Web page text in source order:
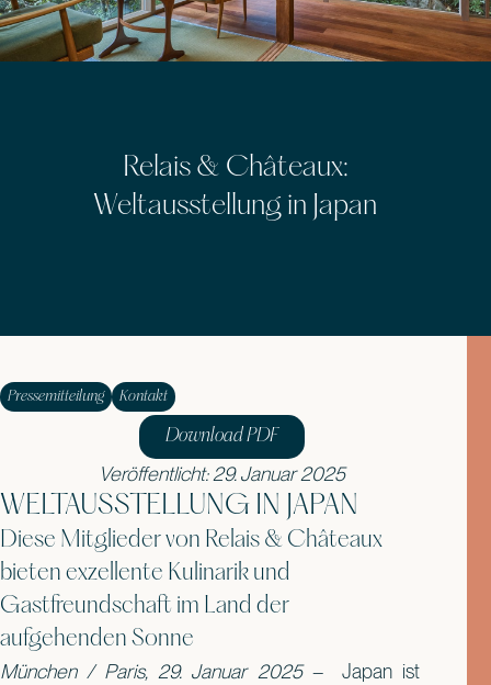
Relais & Châteaux:
Weltausstellung in Japan
Pressemitteilung Kontakt
Download PDF
Veröffentlicht: 29. Januar 2025
WELTAUSSTELLUNG IN JAPAN
Diese Mitglieder von Relais & Châteaux
bieten exzellente Kulinarik und
Gastfreundschaft im Land der
aufgehenden Sonne
München / Paris, 29. Januar 2025 – Japan ist